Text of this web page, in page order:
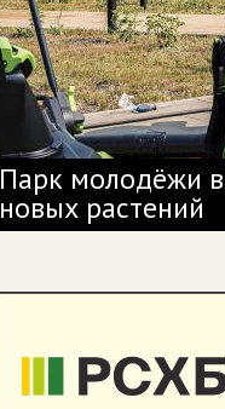
Парк молодёжи
новых растений